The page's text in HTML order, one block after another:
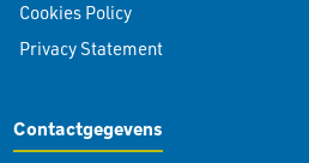
Cookies Policy
Privacy Statement
Contactgegevens